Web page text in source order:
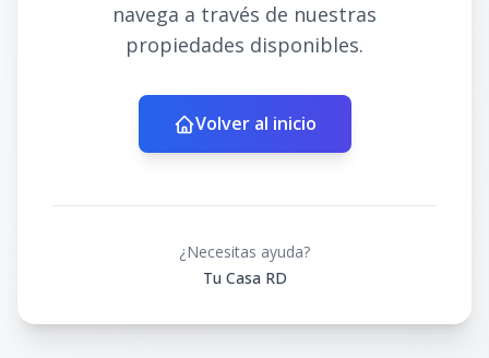
navega a través de nuestras
propiedades disponibles.
Volver al inicio
¿Necesitas ayuda?
Tu Casa RD